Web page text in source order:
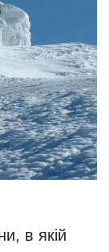
в якій